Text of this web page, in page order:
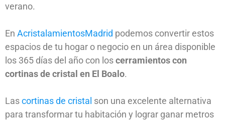
verano.
En AcristalamientosMadrid podemos convertir estos
espacios de tu hogar o negocio en un área disponible
los 365 días del año con loscerramientos con
cortinas de cristal en El Boalo.
Lascortinas de cristal son una excelente alternativa
para transformar tu habitación y lograr ganar metros